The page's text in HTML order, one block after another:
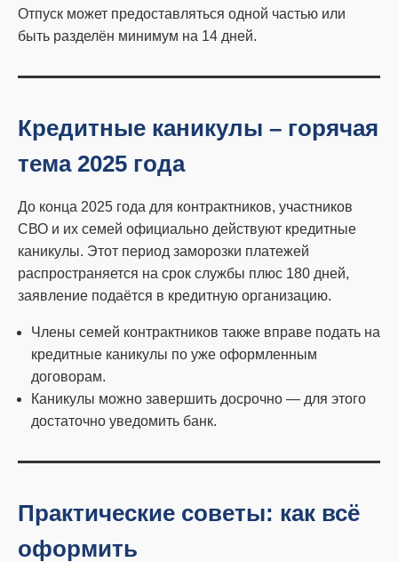
Отпуск может предоставляться одной частью или
быть разделён минимум на 14 дней.
Кредитные каникулы – горячая
тема 2025 года
До конца 2025 года для контрактников, участников
СВО и их семей официально действуют кредитные
каникулы. Этот период заморозки платежей
распространяется на срок службы плюс 180 дней,
заявление подаётся в кредитную организацию.
Члены семей контрактников также вправе подать на
кредитные каникулы по уже оформленным
договорам.
Каникулы можно завершить досрочно — для этого
достаточно уведомить банк.
Практические советы: как всё
оформить